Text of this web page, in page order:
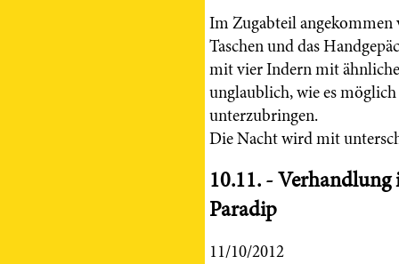
Im Zugabteil angekommen
Taschen und das
mit vier Indern mit
unglaublich, wie es
unterzubringen.
Die Nacht wird mit
10.11. -
Paradip
11/10/2012